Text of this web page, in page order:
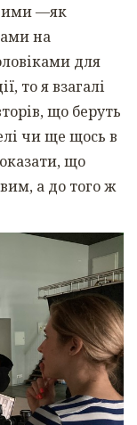
—як
на
для
то я взагалі
що беруть
чи ще щось в
що
а до того ж